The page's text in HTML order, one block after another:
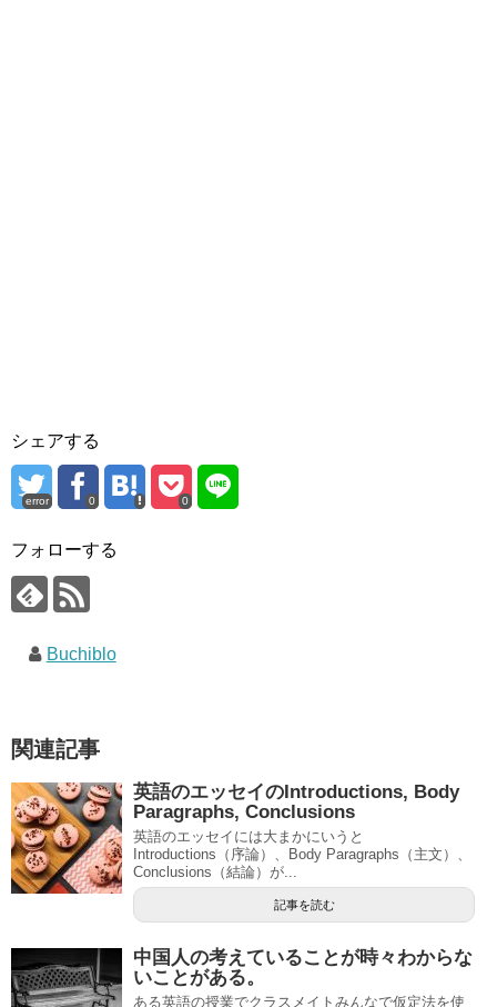
シェアする
error 0 0
フォローする
Buchiblo
関連記事
英語のエッセイのIntroductions, Body
Paragraphs, Conclusions
英語のエッセイには大まかにいうと
Introductions（序論）、Body Paragraphs（主文）、
Conclusions（結論）が...
記事を読む
中国人の考えていることが時々わからな
いことがある。
ある英語の授業でクラスメイトみんなで仮定法を使